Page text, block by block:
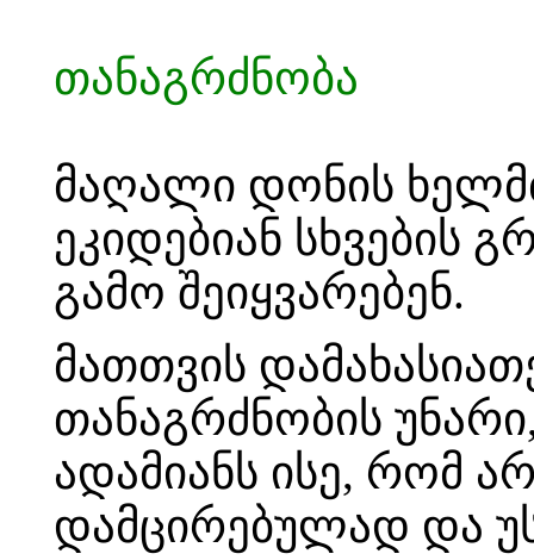
თანაგრძნობა
მაღალი დონის
ეკიდებიან სხვების
გამო შეიყვარებენ.
მათთვის
თანაგრძნობის
ადამიანს ისე, რომ
დამცირებულად და